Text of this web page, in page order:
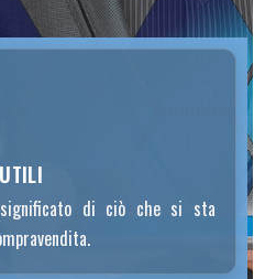
di ciò che si sta